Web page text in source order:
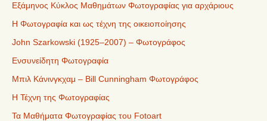
Εξάμηνος Κύκλος Μαθημάτων Φωτογραφίας για αρχάριους
Η Φωτογραφία και ως τέχνη της οικειοποίησης
John Szarkowski (1925–2007) – Φωτογράφος
Ενσυνείδητη Φωτογραφία
Μπιλ Κάνινγκχαμ – Bill Cunningham Φωτογράφος
Η Τέχνη της Φωτογραφίας
Τα Μαθήματα Φωτογραφίας του Fotoart